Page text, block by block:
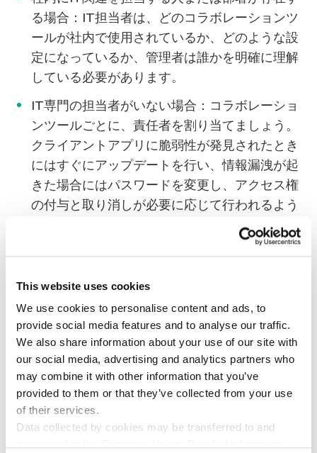
This website uses cookies
We use cookies to personalise content and ads, to
provide social media features and to analyse our traffic.
We also share information about your use of our site with
our social media, advertising and analytics partners who
may combine it with other information that you’ve
provided to them or that they’ve collected from your use
of their services.
Data collected by cookies may be transferred to and
る場合：IT担当者は、どのコラボレーションツ
ールが社内で使用されているか、どのような設
定になっているか、管理者は誰かを明確に理解
している必要があります。
IT専門の担当者がいない場合：コラボレーショ
ンツールごとに、責任者を割り当てましょう。
クライアントアプリに脆弱性が発見されたとき
にはすぐにアップデートを行い、情報漏洩が起
きた場合にはパスワードを変更し、アクセス権
の付与と取り消しが必要に応じて行われるよう
リンクやファイルの共有に使用されるサービス
す。したがって、このようなツールを使用して
いるデバイスには、信頼できるセキュリティソ
リューションをインストールする必要がありま
す。
中小規模企業向けのセキュリティソリューション
「カスペルスキー スモール オフィス セキュリテ
ィ」は、インストールした後で設定をこまめに調
整する必要がありません。この製品はWindowsお